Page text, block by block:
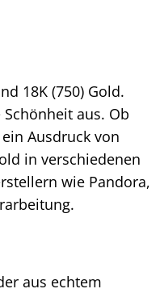
18K (750) Gold.
aus. Ob
Ausdruck von
in verschiedenen
wie Pandora,
aus echtem